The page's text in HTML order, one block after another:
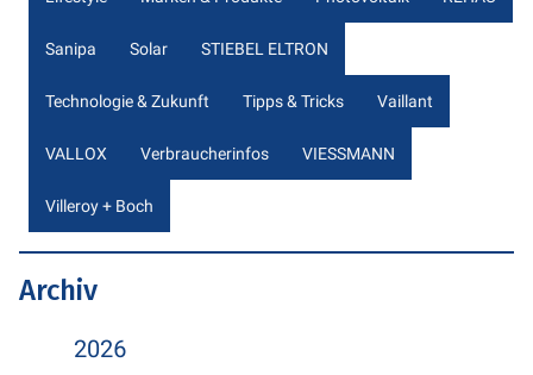
Sanipa Solar STIEBEL ELTRON
Technologie & Zukunft Tipps & Tricks Vaillant
VALLOX Verbraucherinfos VIESSMANN
Villeroy + Boch
Archiv
2026